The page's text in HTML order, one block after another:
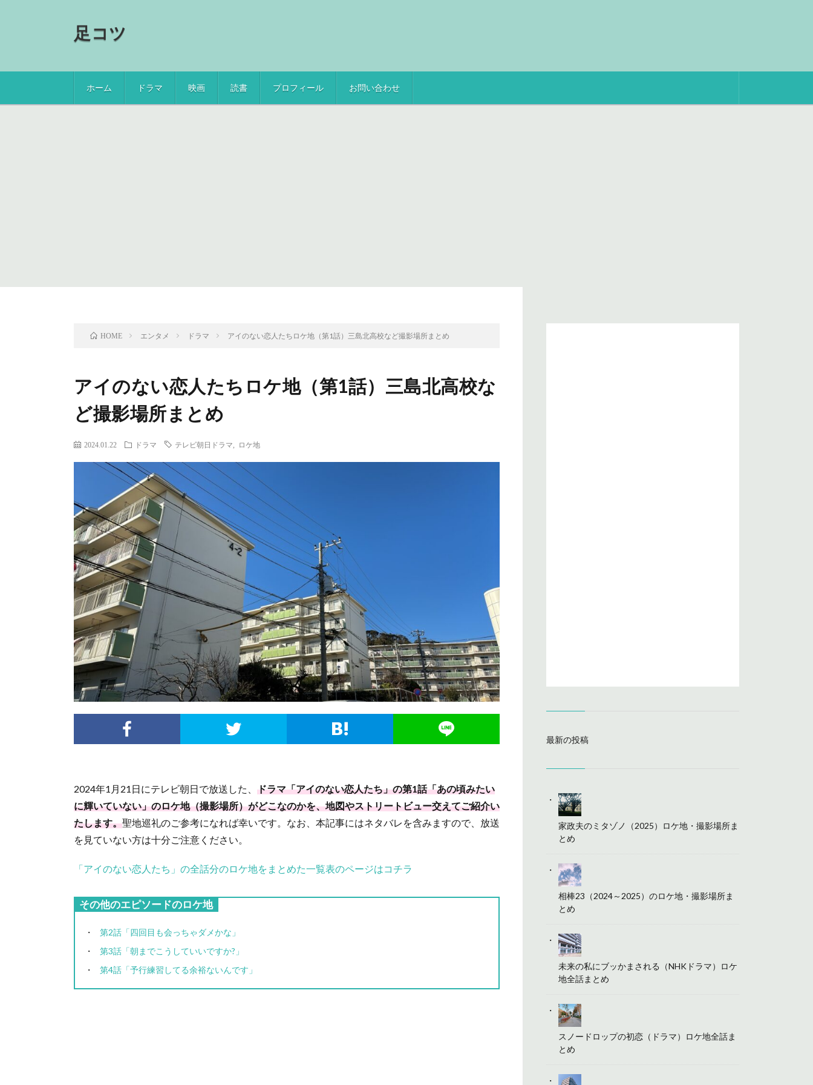
足コツ
ホーム ドラマ 映画 読書 プロフィール お問い合わせ
HOME エンタメ ドラマ アイのない恋人たちロケ地（第1話）三島北高校など撮影場所まとめ
アイのない恋人たちロケ地（第1話）三島北高校な
ど撮影場所まとめ
2024.01.22 ドラマ テレビ朝日ドラマ ロケ地
2024年1月21日にテレビ朝日で放送した、 ドラマ「アイのない恋人たち」の第1話「あの頃みたい
に輝いていない」のロケ地（撮影場所）がどこなのかを、地図やストリートビュー交えてご紹介い
たします。聖地巡礼のご参考になれば幸いです。なお、本記事にはネタバレを含みますので、放送
を見ていない方は十分ご注意ください。
「アイのない恋人たち」の全話分のロケ地をまとめた一覧表のページはコチラ
その他のエピソードのロケ地
第2話「四回目も会っちゃダメかな」
第3話「朝までこうしていいですか?」
第4話「予行練習してる余裕ないんです」
最新の投稿
家政夫のミタゾノ（2025）ロケ地・撮影場所ま
とめ
相棒23（2024～2025）のロケ地・撮影場所ま
とめ
未来の私にブッかまされる（NHKドラマ）ロケ
地全話まとめ
スノードロップの初恋（ドラマ）ロケ地全話ま
とめ